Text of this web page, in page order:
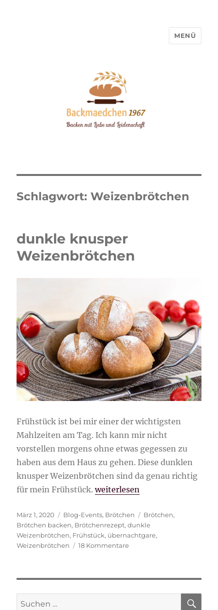
MENÜ
Schlagwort:Weizenbrötchen
dunkle knusper
Weizenbrötchen
Frühstück ist bei mir einer der wichtigsten
Mahlzeiten am Tag. Ich kann mir nicht
vorstellen morgens ohne etwas gegessen zu
haben aus dem Haus zu gehen. Diese dunklen
knusper Weizenbrötchen sind da genau richtig
für mein Frühstück.„dunkle knusper
weiterlesen
Veröffentlicht
am
März 1, 2020 Kategorien
Blog-Events, Brötchen Schlagwörter
Brötchen,
Brötchen backen, Brötchenrezept,dunkle
Weizenbrötchen, Frühstück, übernachtgare,
Weizenbrötchen
18 Kommentarezu
Suche